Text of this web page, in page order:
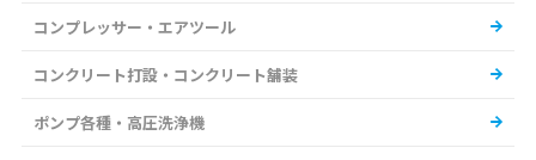
コンプレッサー・エアツール
コンクリート打設・コンクリート舗装
ポンプ各種・高圧洗浄機